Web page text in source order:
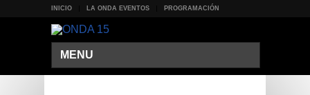
INICIO LA ONDA EVENTOS PROGRAMACIÓN
MENU